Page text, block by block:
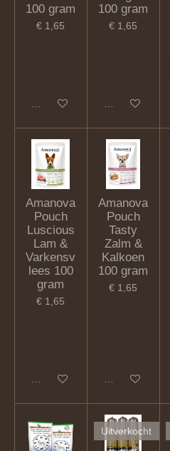
100 gram
€ 1,65
In winkelwagen
100 gram
€ 1,65
In winkelwagen
Amanova
Pouch
Luscious
Lam &
Varkensv
lees 100
gram
€ 1,65
In winkelwagen
Amanova
Pouch
Tasty
Zalm &
Kalkoen
100 gram
€ 1,65
In winkelwagen
Uitverkocht